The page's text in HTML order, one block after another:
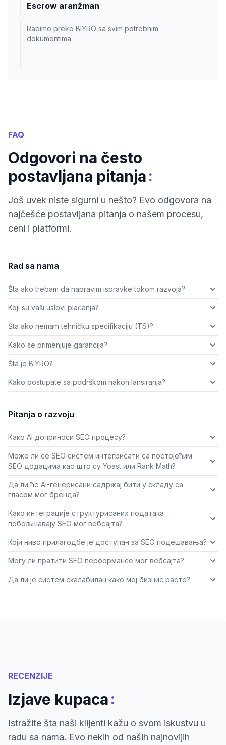
Escrow aranžman
Radimo preko BIYRO sa svim potrebnim
dokumentima.
FAQ
Odgovori na često
postavljana pitanja:
Još uvek niste sigurni u nešto? Evo odgovora na
najčešće postavljana pitanja o našem procesu,
ceni i platformi.
Rad sa nama
Šta ako trebam da napravim ispravke tokom razvoja?
Koji su vaši uslovi plaćanja?
Šta ako nemam tehničku specifikaciju (TS)?
Kako se primenjuje garancija?
Šta je BIYRO?
Kako postupate sa podrškom nakon lansiranja?
Pitanja o razvoju
Како AI доприноси SEO процесу?
Може ли се SEO систем интегрисати са постојећим
SEO додацима као што су Yoast или Rank Math?
Да ли ће AI-генерисани садржај бити у складу са
гласом мог бренда?
Како интеграције структурисаних података
побољшавају SEO мог вебсајта?
Који ниво прилагодбе је доступан за SEO подешавања?
Могу ли пратити SEO перформансе мог вебсајта?
Да ли је систем скалабилан како мој бизнис расте?
RECENZIJE
Izjave kupaca:
Istražite šta naši klijenti kažu o svom iskustvu u
radu sa nama. Evo nekih od naših najnovijih